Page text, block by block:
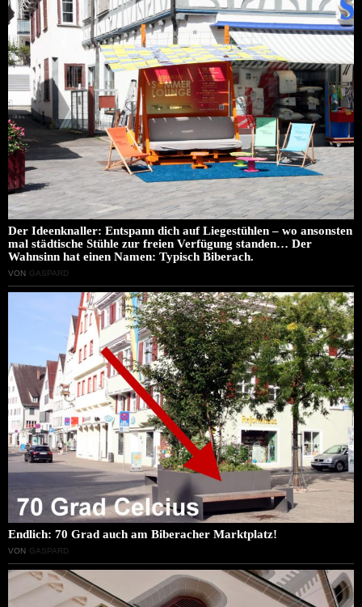
Der Ideenknaller: Entspann dich auf Liegestühlen – wo ansonsten
mal städtische Stühle zur freien Verfügung standen… Der
Wahnsinn hat einen Namen: Typisch Biberach.
VON GASPARD
Endlich: 70 Grad auch am Biberacher Marktplatz!
VON GASPARD